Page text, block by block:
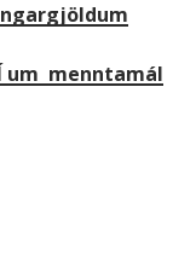
um menntamál